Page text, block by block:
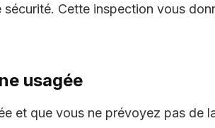
Cette inspection vous
usagée
et que vous ne prévoyez pas de